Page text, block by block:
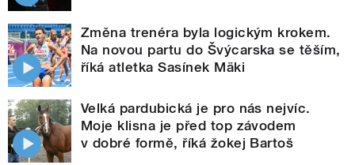
Změna trenéra byla logickým krokem.
Na novou partu do Švýcarska se těším,
říká atletka Sasínek Mäki
Velká pardubická je pro nás nejvíc.
Moje klisna je před top závodem
v dobré formě, říká žokej Bartoš